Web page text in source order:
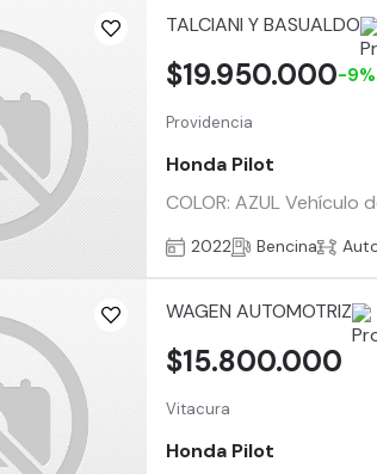
TALCIANI Y BASUALDO
Providencia
Honda Pilot
COLOR: AZUL
$19.950.000-9%
2022 Bencina
WAGEN AUTOMOTRIZ
Vitacura
Honda Pilot
$15.800.000